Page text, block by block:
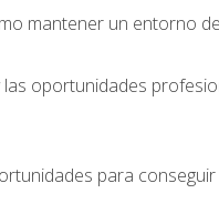
mantener un entorno
oportunidades
para